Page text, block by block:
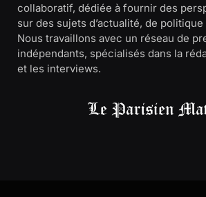
collaboratif, dédiée à fournir des
sur des sujets d’actualité, de
Nous travaillons avec un réseau de
indépendants, spécialisés dans la
et les interviews.